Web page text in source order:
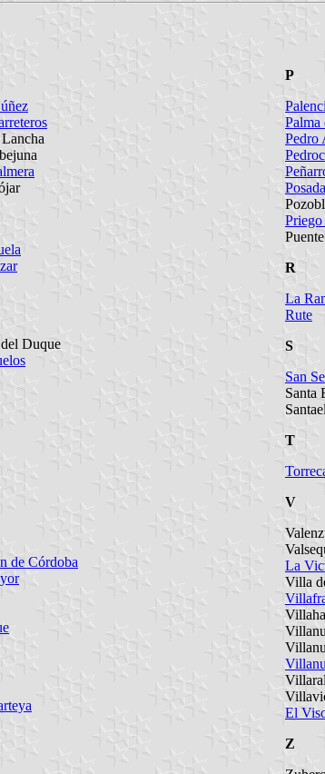
Duque
de Córdoba
P
Palma
Pedro
R
La
Rute
S
San
Santa
T
V
La
Villa
El
Z